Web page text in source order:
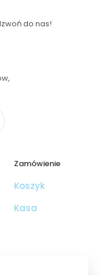
do nas!
Zamówienie
Koszyk
Kasa